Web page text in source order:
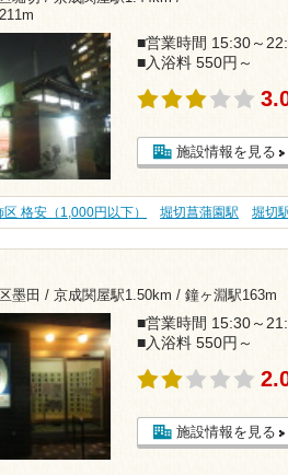
■営業時間 15:30～
■入浴料 550円～
施設情報を見る
区 格安（1,000円以下） 堀切菖蒲園駅 堀切
墨田 / 京成関屋駅1.50km / 鐘ヶ淵駅163m
■営業時間 15:30～
■入浴料 550円～
施設情報を見る